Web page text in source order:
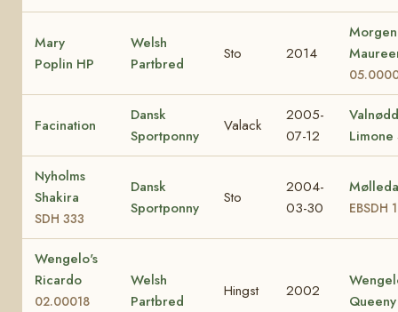
Mary
Poplin HP
Welsh
Partbred
Sto 2014
Facination
Dansk
Sportponny
Valack
2005-
07-12
Limone
Nyholms
Shakira
SDH 333
Dansk
Sportponny
Sto
2004-
03-30
EBSDH
Wengelo's
Ricardo
02.00018
Welsh
Partbred
Hingst 2002